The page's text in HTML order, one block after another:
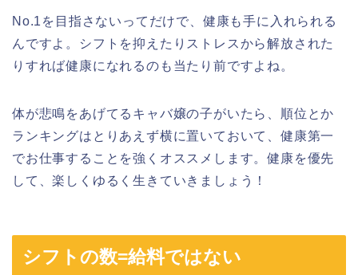
No.1を目指さないってだけで、健康も手に入れられる
んですよ。シフトを抑えたりストレスから解放された
りすれば健康になれるのも当たり前ですよね。
体が悲鳴をあげてるキャバ嬢の子がいたら、順位とか
ランキングはとりあえず横に置いておいて、健康第一
でお仕事することを強くオススメします。健康を優先
して、楽しくゆるく生きていきましょう！
シフトの数=給料ではない